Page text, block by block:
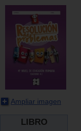
Ampliar imagen
LIBRO